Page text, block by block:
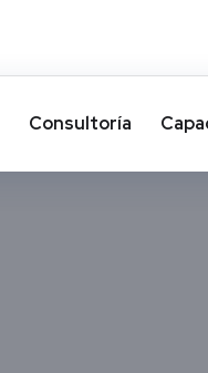
Consultoría